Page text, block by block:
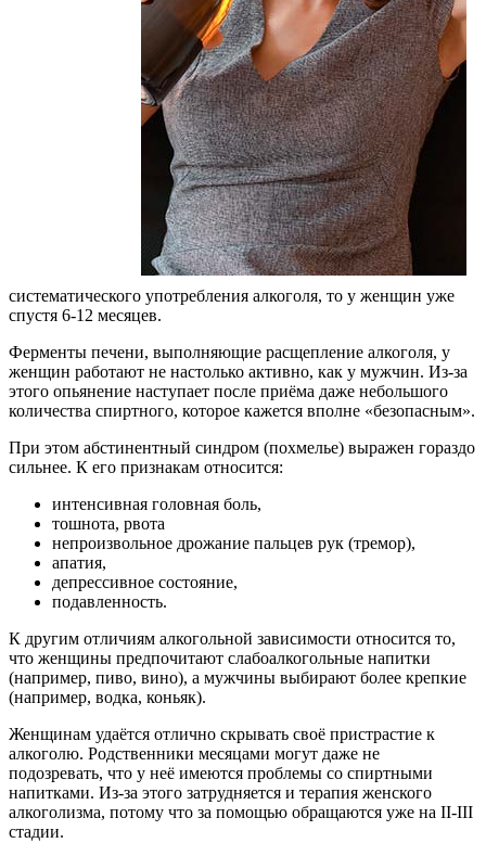
систематического употребления алкоголя, то у женщин уже
спустя 6-12 месяцев.
Ферменты печени, выполняющие расщепление алкоголя, у
женщин работают не настолько активно, как у мужчин. Из-за
этого опьянение наступает после приёма даже небольшого
количества спиртного, которое кажется вполне «безопасным».
При этом абстинентный синдром (похмелье) выражен гораздо
сильнее. К его признакам относится:
интенсивная головная боль,
тошнота, рвота
непроизвольное дрожание пальцев рук (тремор),
апатия,
депрессивное состояние,
подавленность.
К другим отличиям алкогольной зависимости относится то,
что женщины предпочитают слабоалкогольные напитки
(например, пиво, вино), а мужчины выбирают более крепкие
(например, водка, коньяк).
Женщинам удаётся отлично скрывать своё пристрастие к
алкоголю. Родственники месяцами могут даже не
подозревать, что у неё имеются проблемы со спиртными
напитками. Из-за этого затрудняется и терапия женского
алкоголизма, потому что за помощью обращаются уже на II-III
стадии.